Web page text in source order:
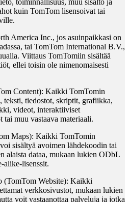
kuin TomTom lisensoivat tai
America Inc., jos asuinpaikkasi on
tai TomTom International B.V.,
Viittaus TomTomiin sisältää
ellei toisin ole nimenomaisesti
Content): Kaikki TomTomin
teksti, tiedostot, skriptit, grafiikka,
videot, interaktiiviset
muu vastaava materiaali.
Maps): Kaikki TomTomin
sisältyä avoimen lähdekoodin tai
alaista dataa, mukaan lukien ODbL
(TomTom Website): Kaikki
verkkosivustot, mukaan lukien
voit vastaanottaa palveluja ja jotka